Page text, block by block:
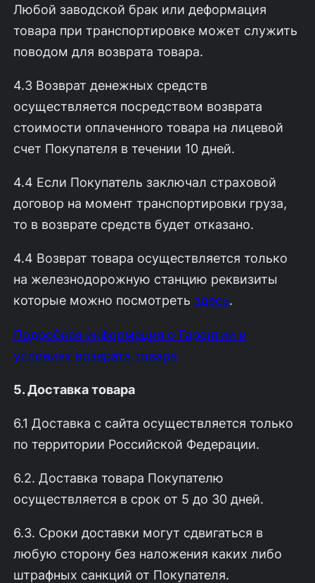
Любой заводской брак или деформация
товара при транспортировке может служить
поводом для возврата товара.
4.3 Возврат денежных средств
осуществляется посредством возврата
стоимости оплаченного товара на лицевой
счет Покупателя в течении 10 дней.
4.4 Если Покупатель заключал страховой
договор на момент транспортировки груза,
то в возврате средств будет отказано.
4.4 Возврат товара осуществляется только
на железнодорожную станцию реквизиты
которые можно посмотреть здесь.
Подробная информация о Гарантии и
условиях возврата товара
5. Доставка товара
6.1 Доставка с сайта осуществляется только
по территории Российской Федерации.
6.2. Доставка товара Покупателю
осуществляется в срок от 5 до 30 дней.
6.3. Сроки доставки могут сдвигаться в
любую сторону без наложения каких либо
штрафных санкций от Покупателя.